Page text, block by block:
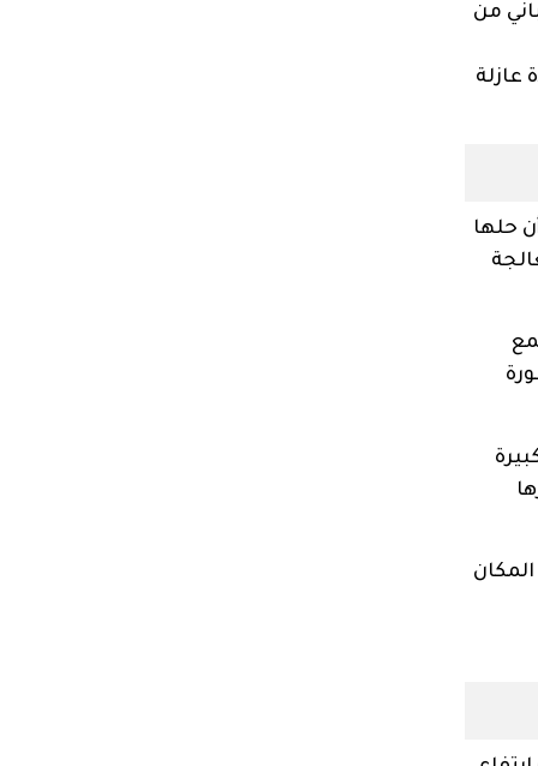
من
عازلة
حلها